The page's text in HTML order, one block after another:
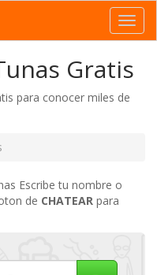
Gratis
para conocer miles de
Escribe tu nombre o
de CHATEAR para